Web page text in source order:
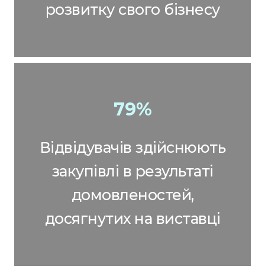
розвитку свого бізнесу
79%
Відвідувачів здійснюють
закупівлі в результаті
домовленостей,
досягнутих на виставці